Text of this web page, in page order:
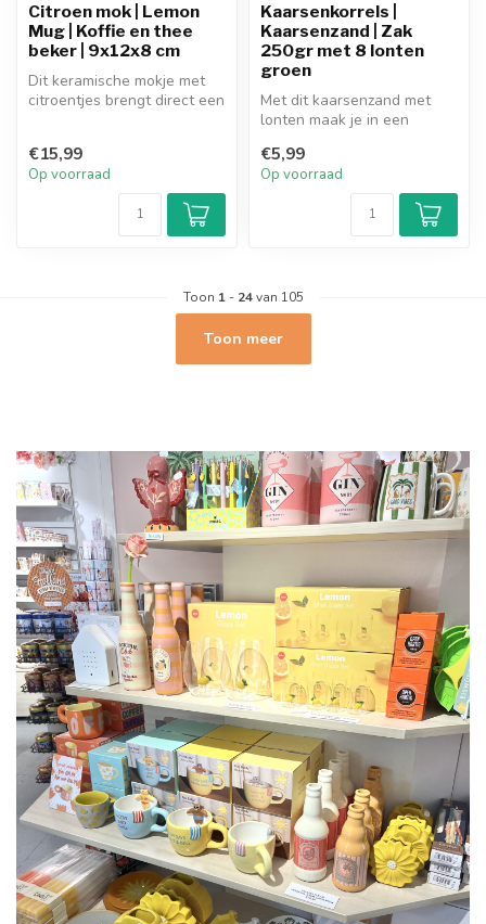
Citroen mok | Lemon
Mug | Koffie en thee
beker | 9x12x8 cm
Dit keramische mokje met
citroentjes brengt direct een
€15,99
Op voorraad
Kaarsenkorrels |
Kaarsenzand | Zak
250gr met 8 lonten
groen
Met dit kaarsenzand met
lonten maak je in een
Giet h...
€5,99
Op voorraad
Toon 1- 24van 105
Toon meer